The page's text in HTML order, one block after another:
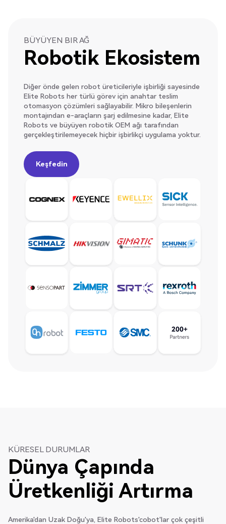
BÜYÜYEN BIR AĞ
Robotik Ekosistem
Diğer önde gelen robot üreticileriyle işbirliği sayesinde
Elite Robots her türlü görev için anahtar teslim
otomasyon çözümleri sağlayabilir. Mikro bileşenlerin
montajından e-araçların şarj edilmesine kadar, Elite
Robots ve büyüyen robotik OEM ağı tarafından
gerçekleştirilemeyecek hiçbir işbirlikçi uygulama yoktur.
Keşfedin
Keşfedin
KÜRESEL DURUMLAR
Dünya Çapında
Üretkenliği Artırma
Amerika'dan Uzak Doğu'ya, Elite Robots'cobot'lar çok çeşitli